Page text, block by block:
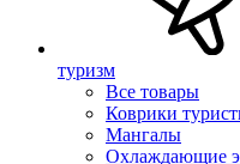
туризм
Все товары
Коврики
Мангалы
Охлаждающие